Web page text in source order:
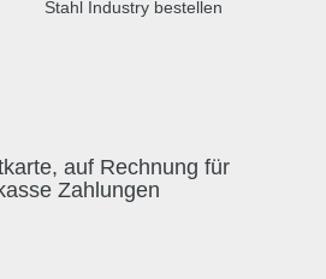
auf Rechnung für
Zahlungen